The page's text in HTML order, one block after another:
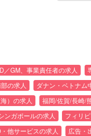
／GM、事業責任者の求人
の求人
ダナン・ベトナム
）の求人
福岡/佐賀/長崎/
ンガポールの求人 フィリ
他サービスの求人
広告・